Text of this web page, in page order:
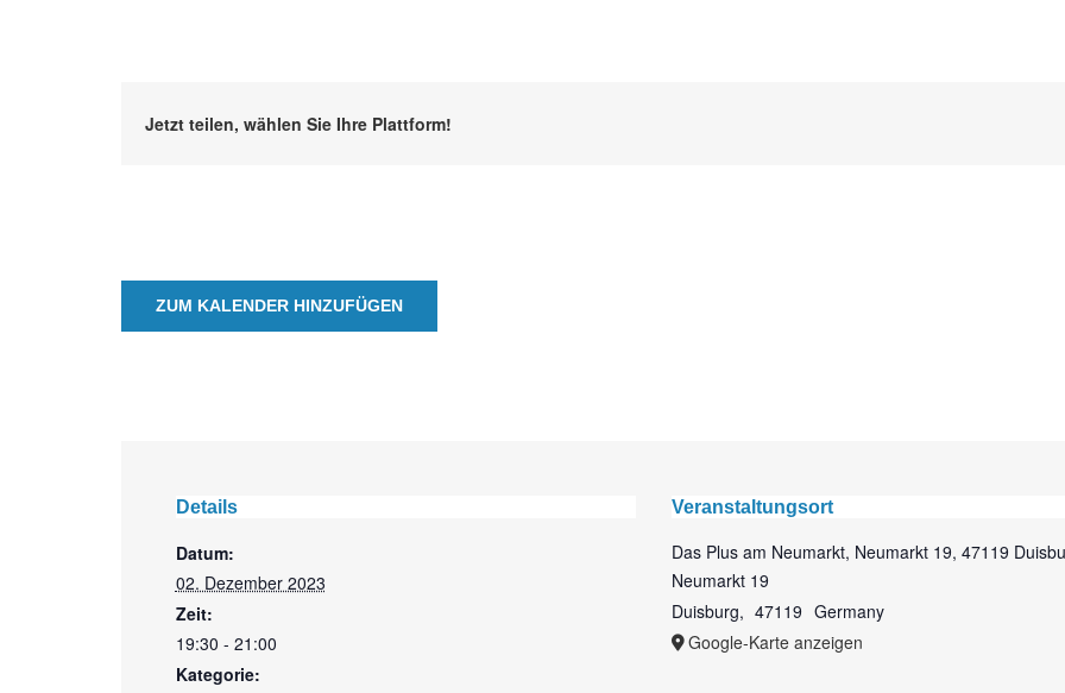
Jetzt teilen, wählen Sie Ihre Plattform!
ZUM KALENDER HINZUFÜGEN
Details
Datum:
02. Dezember 2023
Zeit:
19:30 - 21:00
Kategorie:
Veranstaltungsort
Das Plus am Neumarkt, Neumarkt 19, 47119
Neumarkt 19
Duisburg, 47119 Germany
Google-Karte anzeigen